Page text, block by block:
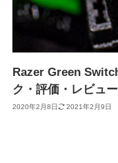
Razer Green
ク・評価・レビュー
2020年2月8日 2021年2月9日